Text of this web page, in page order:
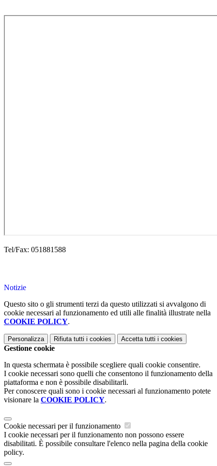
Tel/Fax: 051881588
Notizie
Questo sito o gli strumenti terzi da questo utilizzati si avvalgono di
cookie necessari al funzionamento ed utili alle finalità illustrate nella
COOKIE POLICY.
Personalizza Rifiuta tutti i cookies Accetta tutti i cookies
Gestione cookie
In questa schermata è possibile scegliere quali cookie consentire.
I cookie necessari sono quelli che consentono il funzionamento della
piattaforma e non è possibile disabilitarli.
Per conoscere quali sono i cookie necessari al funzionamento potete
visionare la COOKIE POLICY.
Cookie necessari per il funzionamento
I cookie necessari per il funzionamento non possono essere
disabilitati. È possibile consultare l'elenco nella pagina della cookie
policy.